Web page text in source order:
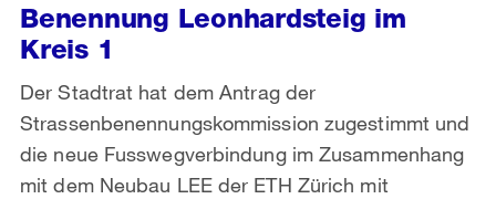
Benennung Leonhardsteig im
Kreis 1
Der Stadtrat hat dem Antrag der
Strassenbenennungskommission zugestimmt und
die neue Fusswegverbindung im Zusammenhang
mit dem Neubau LEE der ETH Zürich mit